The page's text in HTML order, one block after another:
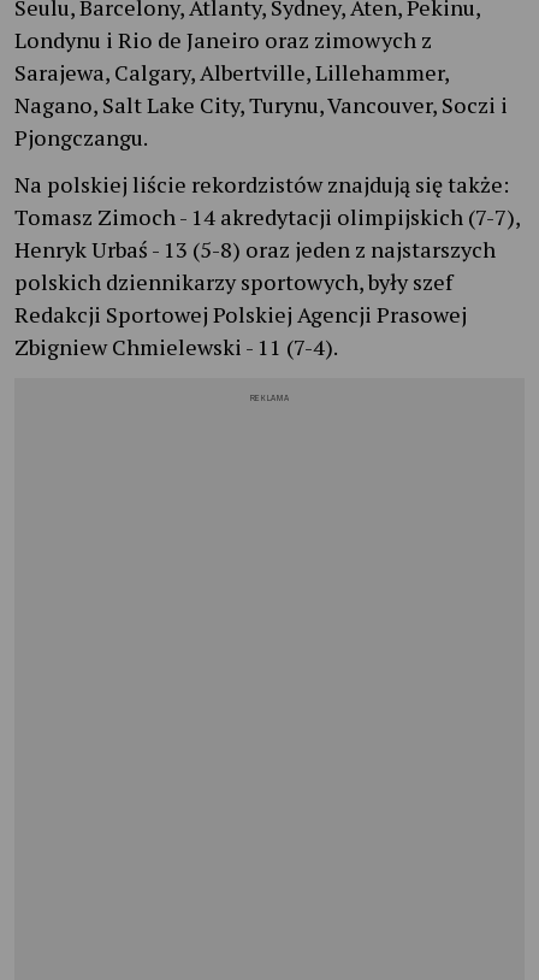
Seulu, Barcelony, Atlanty, Sydney, Aten, Pekinu,
Londynu i Rio de Janeiro oraz zimowych z
Sarajewa, Calgary, Albertville, Lillehammer,
Nagano, Salt Lake City, Turynu, Vancouver, Soczi i
Pjongczangu.
Na polskiej liście rekordzistów znajdują się także:
Tomasz Zimoch - 14 akredytacji olimpijskich (7-7),
Henryk Urbaś - 13 (5-8) oraz jeden z najstarszych
polskich dziennikarzy sportowych, były szef
Redakcji Sportowej Polskiej Agencji Prasowej
Zbigniew Chmielewski - 11 (7-4).
REKLAMA